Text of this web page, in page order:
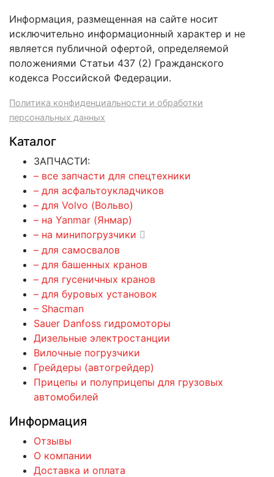
Информация, размещенная на сайте носит
исключительно информационный характер и не
является публичной офертой, определяемой
положениями Статьи 437 (2) Гражданского
кодекса Российской Федерации.
Политика конфиденциальности и обработки
персональных данных
Каталог
ЗАПЧАСТИ:
– все запчасти для спецтехники
– для асфальтоукладчиков
– для Volvo (Вольво)
– на Yanmar (Янмар)
– на минипогрузчики
– для самосвалов
– для башенных кранов
– для гусеничных кранов
– для буровых установок
– Shacman
Sauer Danfoss гидромоторы
Дизельные электростанции
Вилочные погрузчики
Грейдеры (автогрейдер)
Прицепы и полуприцепы для грузовых
автомобилей
Информация
Отзывы
О компании
Доставка и оплата